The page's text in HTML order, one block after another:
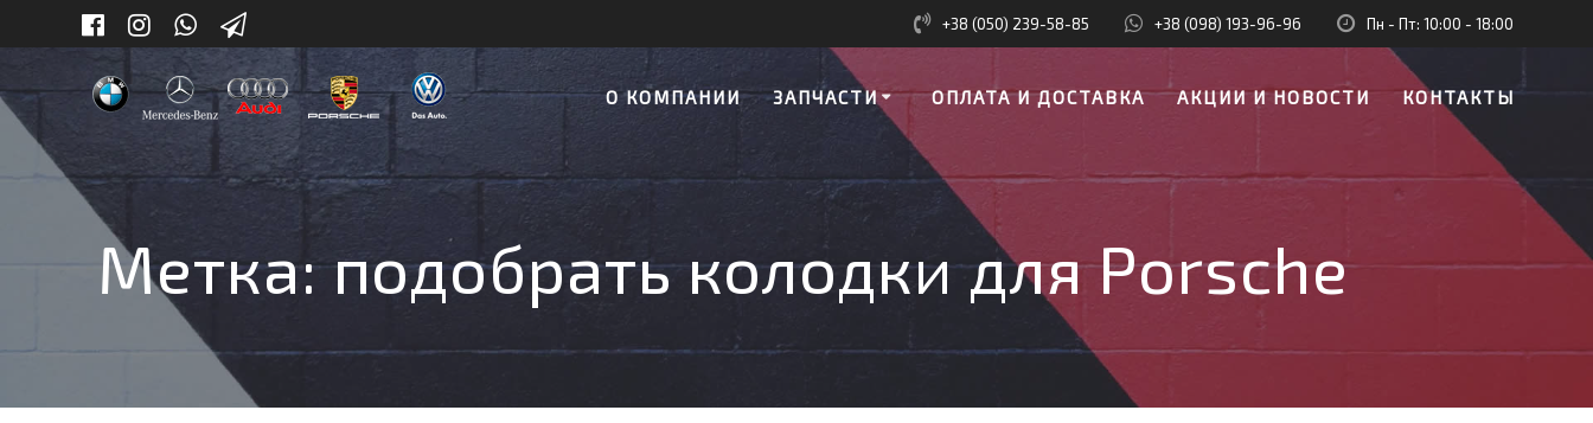
+38 (050) 239-58-85 +38 (098) 193-96-96 Пн - Пт: 10:00 - 18:00
О КОМПАНИИ ЗАПЧАСТИ ОПЛАТА И ДОСТАВКА АКЦИИ И НОВОСТИ КОНТАКТЫ
Метка:подобрать колодки для Porsche